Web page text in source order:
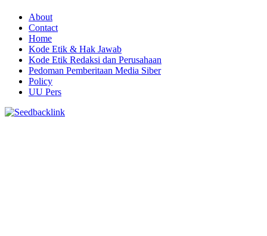
About
Contact
Home
Kode Etik & Hak Jawab
Kode Etik Redaksi dan Perusahaan
Pedoman Pemberitaan Media Siber
Policy
UU Pers